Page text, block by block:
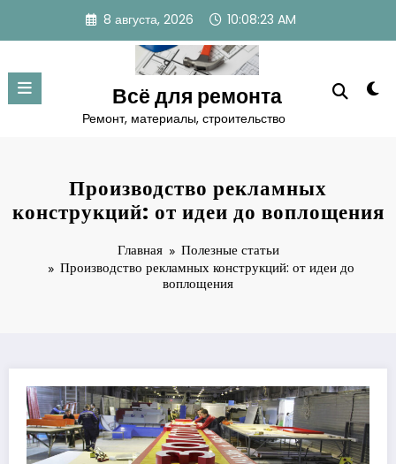
содержимому
8 августа, 2026 10:08:24 AM
Всё для ремонта
Ремонт, материалы, строительство
Производство рекламных
конструкций: от идеи до воплощения
Главная
Полезные статьи
Производство рекламных конструкций: от идеи до
воплощения